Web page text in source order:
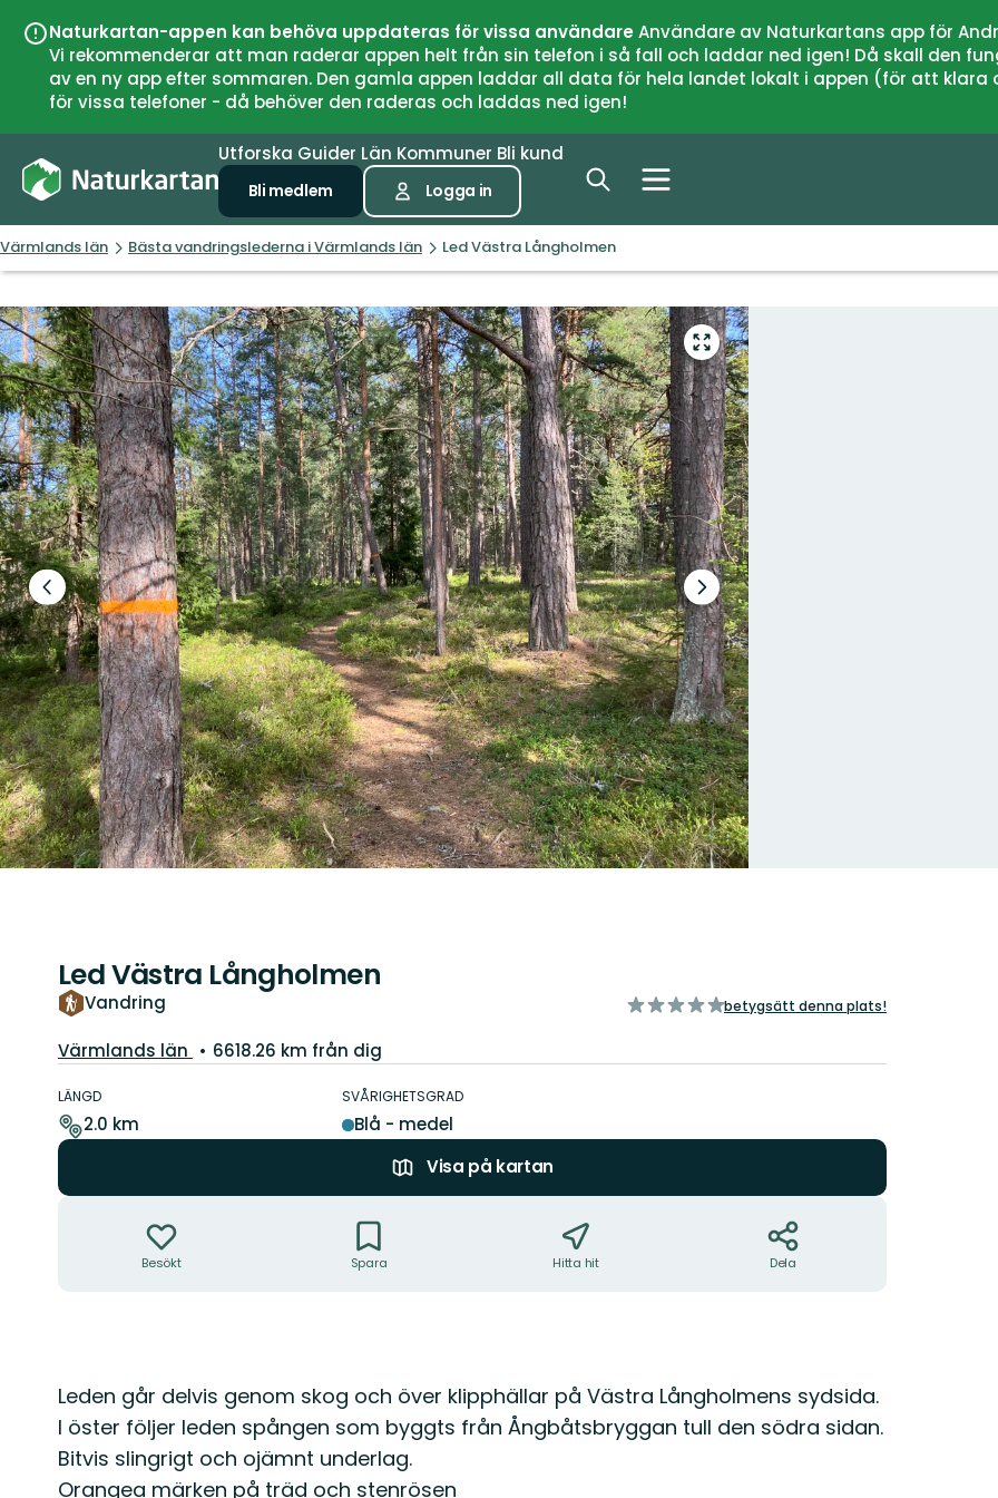
Naturkartan-appen kan behöva uppdateras för vissa användareAnvändare av Naturkartans app för
Vi rekommenderar att man raderar appen helt från sin telefon i så fall och laddar ned igen! Då skall den
av en ny app efter sommaren. Den gamla appen laddar all data för hela landet lokalt i appen (för att
för vissa telefoner - då behöver den raderas och laddas ned igen!
Utforska Guider Län Kommuner Bli kund
Bli medlem Logga in
Värmlands län Bästa vandringslederna i Värmlands län Led Västra Långholmen
Gå
till
helskärmsläge
Föregående
bild
Nästa
bildspel
Led Västra Långholmen
Vandring
av
betygsätt denna plats!
Län:
Värmlands län 6618.26 km från dig
om
leden
LÄNGD
2.0 km
SVÅRIGHETSGRAD
Blå - medel
Visa på kartan
Besökt Spara Hitta hit Dela
Beskrivning
Leden går delvis genom skog och över klipphällar på Västra Långholmens sydsida.
I öster följer leden spången som byggts från Ångbåtsbryggan tull den södra sidan.
Bitvis slingrigt och ojämnt underlag.
Orangea märken på träd och stenrösen